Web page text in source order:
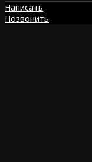
Написать
Позвонить